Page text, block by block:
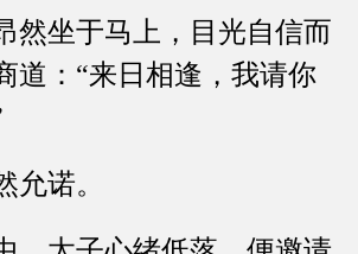
坐于马上，目光自信而
道：“来日相逢，我请你
诺。